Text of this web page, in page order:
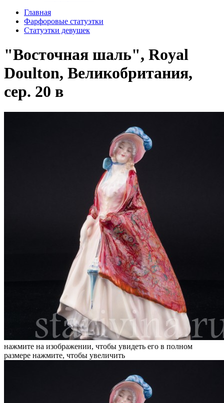
Главная
Фарфоровые статуэтки
Статуэтки девушек
"Восточная шаль", Royal
Doulton, Великобритания,
сер. 20 в
нажмите на изображении, чтобы увидеть его в полном
размере нажмите, чтобы увеличить